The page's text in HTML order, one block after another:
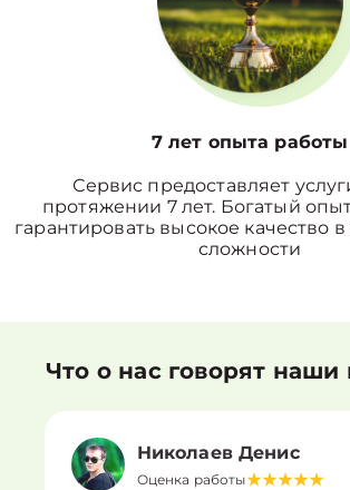
7 лет опыта работы
Сервис предоставляет
протяжении 7 лет. Богатый
гарантировать высокое качество
сложности
Что о нас говорят наши
Николаев Денис
Оценка работы